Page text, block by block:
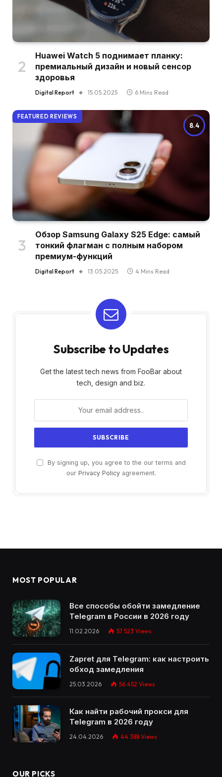
Huawei Watch 5 поднимает планку:
премиальный дизайн и новый сенсор
здоровья
Digital Report 15.05.2025 6 Mins Read
8.4
FEATURED REVIEWS
Обзор Samsung Galaxy S25 Edge: самый
тонкий флагман с полным набором
премиум-функций
Digital Report 13.05.2025 4 Mins Read
Subscribe to Updates
Get the latest tech news from FooBar about
tech, design and biz.
By signing up, you agree to the our terms and
our Privacy Policyagreement.
MOST POPULAR
Все способы обойти замедление
Telegram в России в 2026 году
11.02.2026 57 523 Views
Zapret для Telegram: как настроить
обход замедления
25.03.2026 56 452 Views
Как найти рабочий прокси для
Telegram в 2026 году
24.04.2026 44 388 Views
OUR PICKS